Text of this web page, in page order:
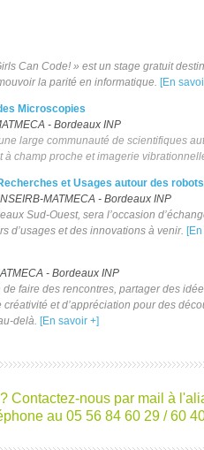
Can Code! » est un stage gratuit
la parité en informatique. [En
Microscopies
- Bordeaux INP
large communauté de scientifiques
champ proche et imagerie
et Usages autour des
MATMECA - Bordeaux INP
Sud-Ouest, sera l’occasion
d’usages et des innovations à venir.
- Bordeaux INP
faire des rencontres, partager des
créativité et d’appréciation pour des
delà. [En savoir +]
Contactez-nous par mail à
au 05 56 84 60 29 / 60